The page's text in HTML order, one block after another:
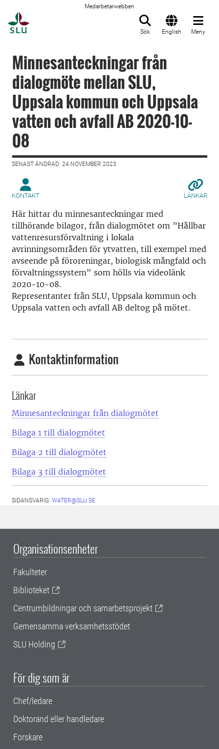
Medarbetarwebben
Sök English Meny
Minnesanteckningar från
dialogmöte mellan SLU,
Uppsala kommun och Uppsala
vatten och avfall AB 2020-10-
08
SENAST ÄNDRAD: 24 NOVEMBER 2023
KONTAKT LÄNKAR
Här hittar du minnesanteckningar med
tillhörande bilagor, från dialogmötet om ”Hållbar
vattenresursförvaltning i lokala
avrinningsområden för ytvatten, till exempel med
avseende på föroreningar, biologisk mångfald och
förvaltningssystem" som hölls via videolänk
2020-10-08.
Representanter från SLU, Uppsala kommun och
Uppsala vatten och avfall AB deltog på mötet.
Kontaktinformation
Länkar
Minnesanteckningar från dialogmötet
Bilaga 1 till dialogmötet
Bilaga 2 till dialogmötet
Bilaga 3 till dialogmötet
SIDANSVARIG: WATER@SLU.SE
Organisationsenheter
Fakulteter
Biblioteket
Centrumbildningar och samarbetsprojekt
Gemensamma verksamhetsstödet
SLU Holding
För dig som är
Chef/ledare
Doktorand eller handledare
Forskare